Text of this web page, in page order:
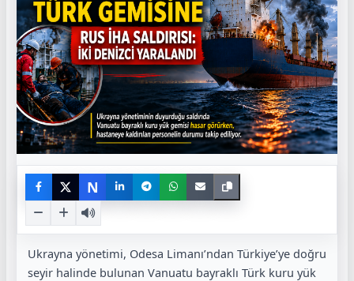
N
Ukrayna yönetimi, Odesa Limanı’ndan Türkiye’ye doğru
seyir halinde bulunan Vanuatu bayraklı Türk kuru yük